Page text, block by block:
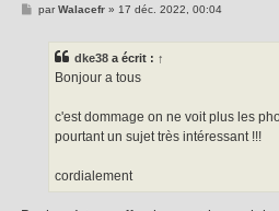
MparWalacefr» 17 déc. 2022, 00:04
dke38 a écrit : ↑
Bonjour a tous
c'est dommage on ne voit plus les
pourtant un sujet très intéressant !!!
cordialement